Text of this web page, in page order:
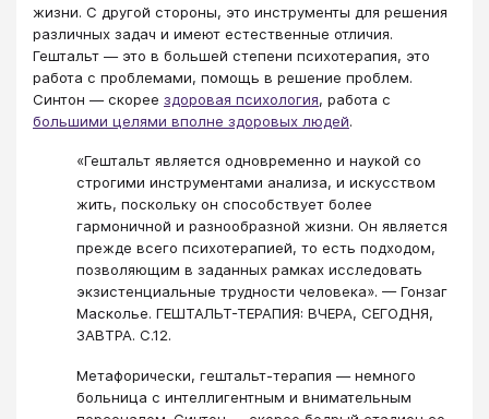
жизни. С другой стороны, это инструменты для решения
различных задач и имеют естественные отличия.
Гештальт — это в большей степени психотерапия, это
работа с проблемами, помощь в решение проблем.
Синтон — скорее здоровая психология, работа с
большими целями вполне здоровых людей.
«Гештальт является одновременно и наукой со
строгими инструментами анализа, и искусством
жить, поскольку он способствует более
гармоничной и разнообразной жизни. Он является
прежде всего психотерапией, то есть подходом,
позволяющим в заданных рамках исследовать
экзистенциальные трудности человека». — Гонзаг
Масколье. ГЕШТАЛЬТ-ТЕРАПИЯ: ВЧЕРА, СЕГОДНЯ,
ЗАВТРА. С.12.
Метафорически, гештальт-терапия — немного
больница с интеллигентным и внимательным